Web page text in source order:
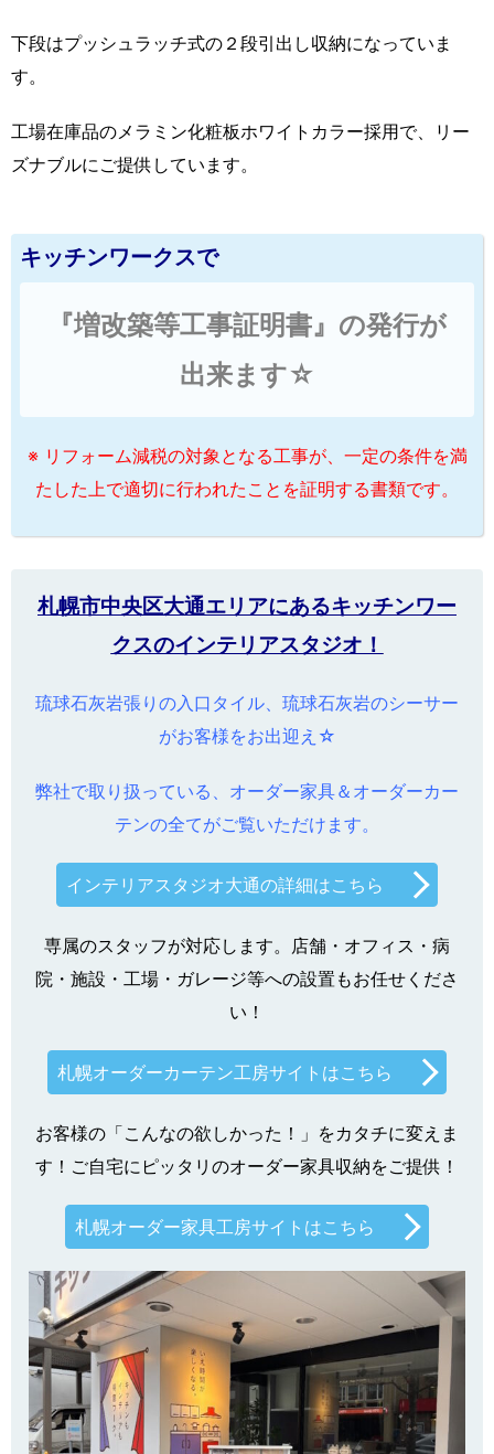
下段はプッシュラッチ式の２段引出し収納になっていま
す。
工場在庫品のメラミン化粧板ホワイトカラー採用で、リー
ズナブルにご提供しています。
キッチンワークスで
『増改築等工事証明書』の発行が
出来ます☆
※ リフォーム減税の対象となる工事が、一定の条件を満
たした上で適切に行われたことを証明する書類です。
札幌市中央区大通エリアにあるキッチンワー
クスのインテリアスタジオ！
琉球石灰岩張りの入口タイル、琉球石灰岩のシーサー
がお客様をお出迎え☆
弊社で取り扱っている、オーダー家具＆オーダーカー
テンの全てがご覧いただけます。
インテリアスタジオ大通の詳細はこちら
専属のスタッフが対応します。店舗・オフィス・病
院・施設・工場・ガレージ等への設置もお任せくださ
い！
札幌オーダーカーテン工房サイトはこちら
お客様の「こんなの欲しかった！」をカタチに変えま
す！ご自宅にピッタリのオーダー家具収納をご提供！
札幌オーダー家具工房サイトはこちら